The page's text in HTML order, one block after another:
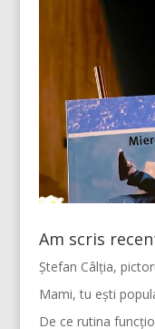
Am scris
Ștefan Câlția,
Mami, tu ești
De ce rutina